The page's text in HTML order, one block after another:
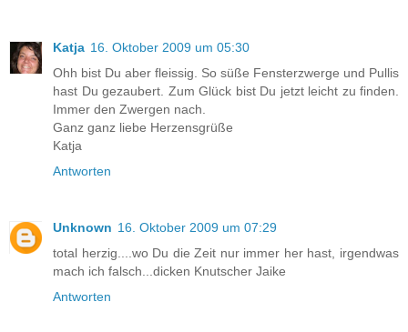
Katja 16. Oktober 2009 um 05:30
Ohh bist Du aber fleissig. So süße Fensterzwerge und Pullis
hast Du gezaubert. Zum Glück bist Du jetzt leicht zu finden.
Immer den Zwergen nach.
Ganz ganz liebe Herzensgrüße
Katja
Antworten
Unknown 16. Oktober 2009 um 07:29
total herzig....wo Du die Zeit nur immer her hast, irgendwas
mach ich falsch...dicken Knutscher Jaike
Antworten